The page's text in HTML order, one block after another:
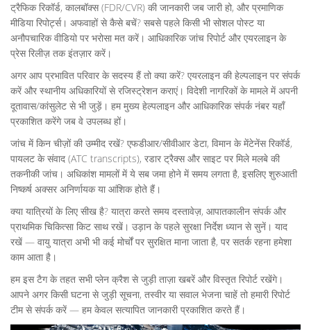
ट्रैफिक रिकॉर्ड, कालबॉक्स (FDR/CVR) की जानकारी जब जारी हो, और प्रमाणिक
मीडिया रिपोर्ट्स। अफवाहों से कैसे बचें? सबसे पहले किसी भी सोशल पोस्ट या
अनौपचारिक वीडियो पर भरोसा मत करें। आधिकारिक जांच रिपोर्ट और एयरलाइन के
प्रेस रिलीज़ तक इंतज़ार करें।
अगर आप प्रभावित परिवार के सदस्य हैं तो क्या करें? एयरलाइन की हेल्पलाइन पर संपर्क
करें और स्थानीय अधिकारियों से रजिस्ट्रेशन कराएं। विदेशी नागरिकों के मामले में अपनी
दूतावास/कांसुलेट से भी जुड़ें। हम मुख्य हेल्पलाइन और आधिकारिक संपर्क नंबर यहाँ
प्रकाशित करेंगे जब वे उपलब्ध हों।
जांच में किन चीज़ों की उम्मीद रखें? एफडीआर/सीवीआर डेटा, विमान के मेंटेनेंस रिकॉर्ड,
पायलट के संवाद (ATC transcripts), रडार ट्रैक्स और साइट पर मिले मलबे की
तकनीकी जांच। अधिकांश मामलों में ये सब जमा होने में समय लगता है, इसलिए शुरुआती
निष्कर्ष अक्सर अनिर्णायक या आंशिक होते हैं।
क्या यात्रियों के लिए सीख है? यात्रा करते समय दस्तावेज़, आपातकालीन संपर्क और
प्राथमिक चिकित्सा किट साथ रखें। उड़ान के पहले सुरक्षा निर्देश ध्यान से सुनें। याद
रखें — वायु यात्रा अभी भी कई मोर्चों पर सुरक्षित माना जाता है, पर सतर्क रहना हमेशा
काम आता है।
हम इस टैग के तहत सभी प्लेन क्रैश से जुड़ी ताज़ा खबरें और विस्तृत रिपोर्ट रखेंगे।
आपने अगर किसी घटना से जुड़ी सूचना, तस्वीर या सवाल भेजना चाहें तो हमारी रिपोर्ट
टीम से संपर्क करें — हम केवल सत्यापित जानकारी प्रकाशित करते हैं।